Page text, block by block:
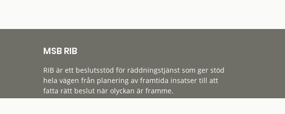
MSB RIB
RIB är ett beslutsstöd för räddningstjänst som ger stöd
hela vägen från planering av framtida insatser till att
fatta rätt beslut när olyckan är framme.